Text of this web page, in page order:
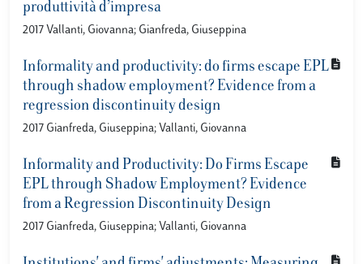
produttività d’impresa
2017 Vallanti, Giovanna; Gianfreda, Giuseppina
Informality and productivity: do firms escape EPL
through shadow employment? Evidence from a
regression discontinuity design
2017 Gianfreda, Giuseppina; Vallanti, Giovanna
Informality and Productivity: Do Firms Escape
EPL through Shadow Employment? Evidence
from a Regression Discontinuity Design
2017 Gianfreda, Giuseppina; Vallanti, Giovanna